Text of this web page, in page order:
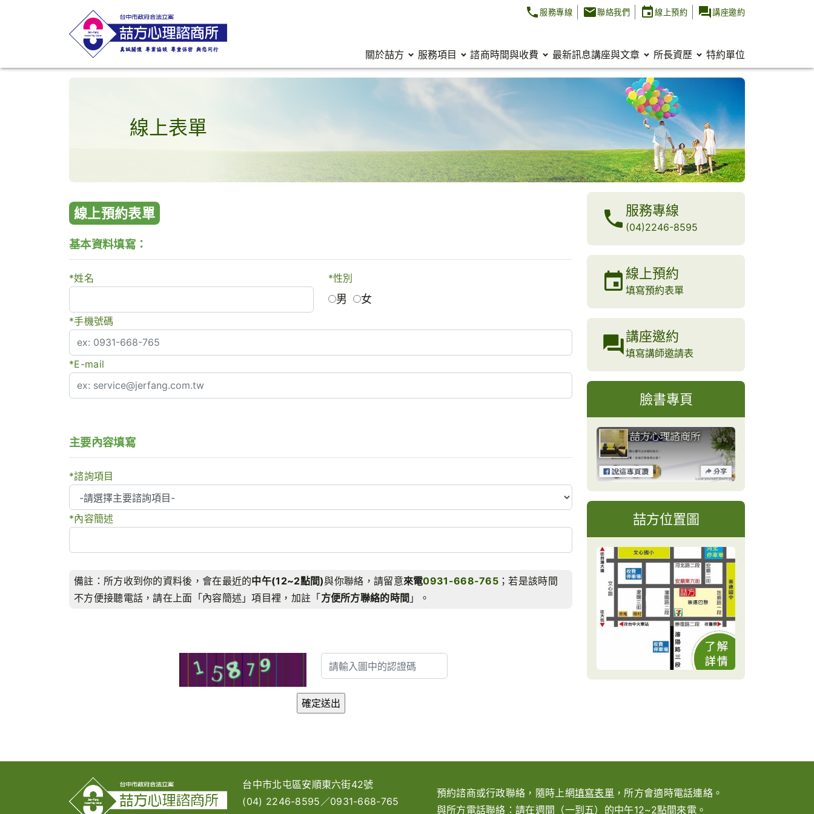
服務專線 聯絡我們 線上預約 講座邀約
關於喆方 服務項目 諮商時間與收費 最新訊息講座與文章 所長資歷 特約單位
線上表單
線上預約表單
基本資料填寫：
*姓名 *性別
男 女
*手機號碼
*E-mail
主要內容填寫
*諮詢項目
*內容簡述
備註：所方收到你的資料後，會在最近的中午(12~2點間)與你聯絡，請留意來電0931-668-765 ；若是該時間
不方便接聽電話，請在上面「內容簡述」項目裡，加註「方便所方聯絡的時間 」。
服務專線
(04)2246-8595
線上預約
填寫預約表單
講座邀約
填寫講師邀請表
臉書專頁
喆方位置圖
台中市北屯區安順東六街42號
(04) 2246-8595 ／0931-668-765
預約諮商或行政聯絡，隨時上網填寫表單 ，所方會適時電話連絡。
與所方電話聯絡：請在週間（一到五）的中午12~2點間來電。